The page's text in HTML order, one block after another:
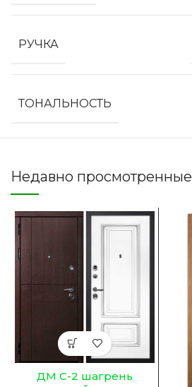
РУЧКА
ТОНАЛЬНОСТЬ
Недавно просмотренные
ДМ С-2 шагрень